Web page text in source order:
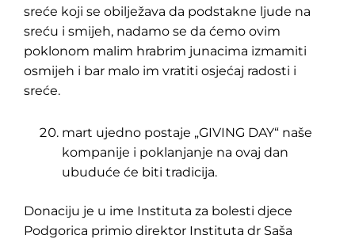
sreće koji se obilježava da podstakne ljude na
sreću i smijeh, nadamo se da ćemo ovim
poklonom malim hrabrim junacima izmamiti
osmijeh i bar malo im vratiti osjećaj radosti i
sreće.
mart ujedno postaje „GIVING DAY“ naše
kompanije i poklanjanje na ovaj dan
ubuduće će biti tradicija.
Donaciju je u ime Instituta za bolesti djece
Podgorica primio direktor Instituta dr Saša